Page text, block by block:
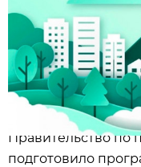
Правительство по
подготовило